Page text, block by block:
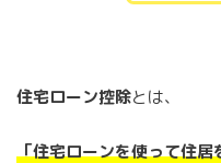
住宅ローン控除とは、
「住宅ローンを使って住